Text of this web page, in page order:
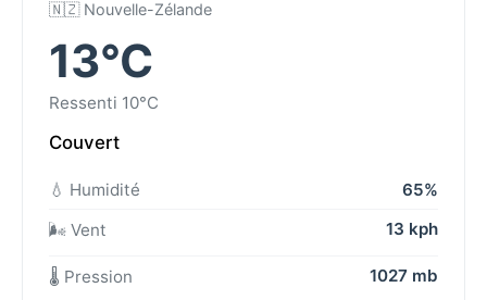
🇳🇿 Nouvelle-Zélande
13°C
Ressenti 10°C
Couvert
💧 Humidité
65%
🌬️ Vent
13 kph
🌡️ Pression 1027 mb